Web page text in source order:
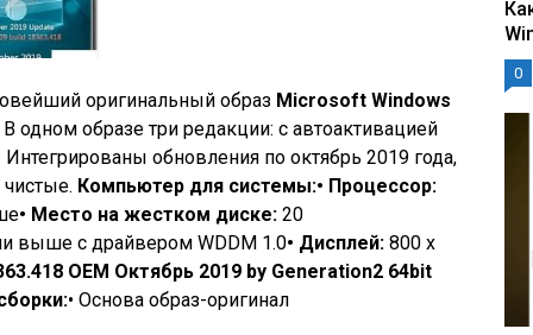
оригинальный образ Microsoft Windows
В одном образе три редакции: с автоактивацией
обновления по октябрь 2019 года,
Компьютер для системы:• Процессор:
• Место на жестком диске: 20
выше с драйвером WDDM 1.0• Дисплей: 800 x
OEM Октябрь 2019 by Generation2 64bit
• Основа образ-оригинал
0